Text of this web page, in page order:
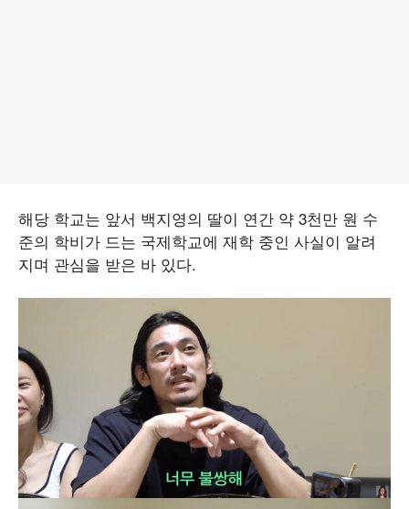
해당 학교는 앞서 백지영의 딸이 연간 약 3천만 원 수
준의 학비가 드는 국제학교에 재학 중인 사실이 알려
지며 관심을 받은 바 있다.